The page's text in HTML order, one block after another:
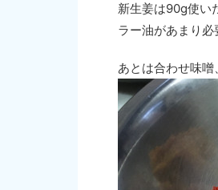
新生姜は90g使い
ラー油があまり必
あとは合わせ味